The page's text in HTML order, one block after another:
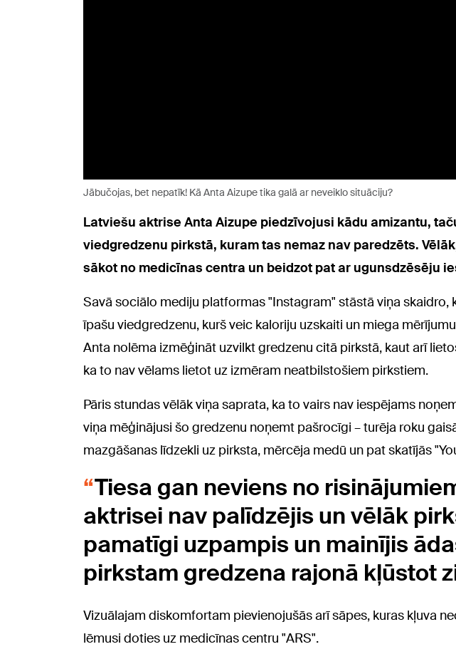
Jābučojas, bet nepatīk! Kā Anta Aizupe tika galā ar neveiklo situāciju?
Latviešu aktrise Anta Aizupe piedzīvojusi kādu amizantu,
viedgredzenu pirkstā, kuram tas nemaz nav paredzēts.
sākot no medicīnas centra un beidzot pat ar ugunsdzēsēju
Savā sociālo mediju platformas "Instagram" stāstā viņa skaidro,
īpašu viedgredzenu, kurš veic kaloriju uzskaiti un miega
Anta nolēma izmēģināt uzvilkt gredzenu citā pirkstā, kaut arī
ka to nav vēlams lietot uz izmēram neatbilstošiem pirkstiem.
Pāris stundas vēlāk viņa saprata, ka to vairs nav iespējams
viņa mēģinājusi šo gredzenu noņemt pašrocīgi – turēja roku
mazgāšanas līdzekli uz pirksta, mērcēja medū un pat skatījās
Tiesa gan neviens no
aktrisei nav palīdzējis un vēlāk
pamatīgi uzpampis un mainījis
pirkstam gredzena rajonā kļūstot
Vizuālajam diskomfortam pievienojušās arī sāpes, kuras kļuva
lēmusi doties uz medicīnas centru "ARS".